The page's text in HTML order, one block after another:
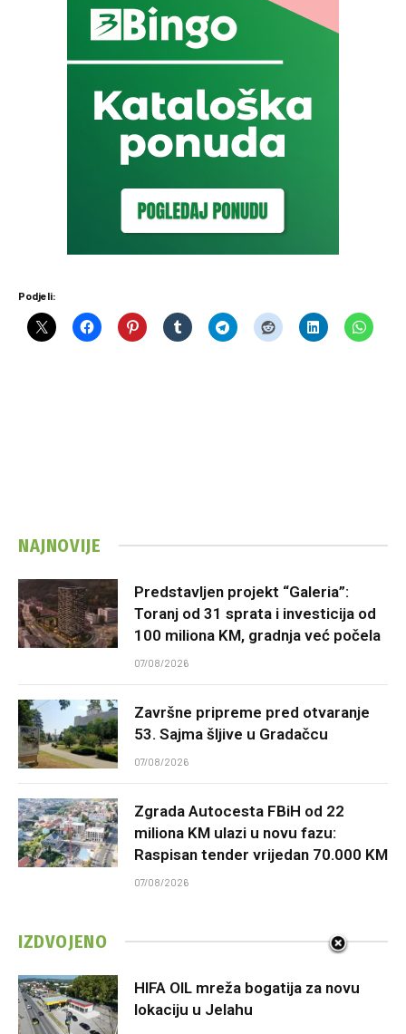
Podjeli:
NAJNOVIJE
Predstavljen projekt “Galeria”:
Toranj od 31 sprata i investicija od
100 miliona KM, gradnja već počela
07/08/2026
Završne pripreme pred otvaranje
53. Sajma šljive u Gradačcu
07/08/2026
Zgrada Autocesta FBiH od 22
miliona KM ulazi u novu fazu:
Raspisan tender vrijedan 70.000 KM
07/08/2026
IZDVOJENO
HIFA OIL mreža bogatija za novu
lokaciju u Jelahu